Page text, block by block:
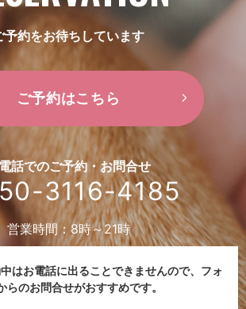
予約をお待ちしています
ご予約はこちら
話でのご予約・お問合せ
3116-4185
営業時間：8時～21時
はお電話に出ることできませんので、 フォ
らのお問合せがおすすめです。